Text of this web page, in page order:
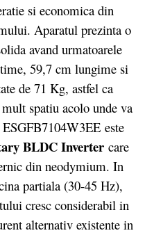
si economica din
Aparatul prezinta o
avand urmatoarele
59,7 cm lungime si
de 71 Kg, astfel ca
spatiu acolo unde va
este
BLDC Inverter care
din neodymium. In
partiala (30-45 Hz),
cresc considerabil in
alternativ existente in